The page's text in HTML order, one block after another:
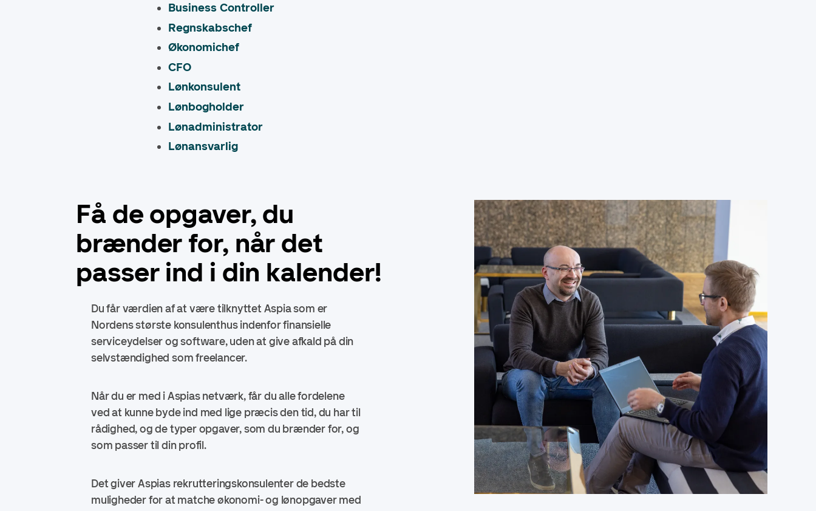
Business Controller
Regnskabschef
Økonomichef
CFO
Lønkonsulent
Lønbogholder
Lønadministrator
Lønansvarlig
Få de opgaver, du
brænder for, når det
passer ind i din kalender!
Du får værdien af at være tilknyttet Aspia som er
Nordens største konsulenthus indenfor finansielle
serviceydelser og software, uden at give afkald på din
selvstændighed som freelancer.
Når du er med i Aspias netværk, får du alle fordelene
ved at kunne byde ind med lige præcis den tid, du har til
rådighed, og de typer opgaver, som du brænder for, og
som passer til din profil.
Det giver Aspias rekrutteringskonsulenter de bedste
muligheder for at matche økonomi- og lønopgaver med